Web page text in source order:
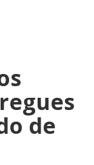
de